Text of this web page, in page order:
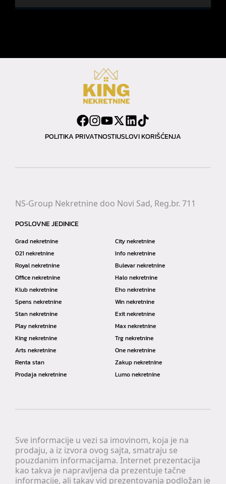
POLITIKA PRIVATNOSTIUSLOVI KORIŠĆENJA
Sve informacije u vezi sa imovinom, koja je na
prodaju, a iz izvora ovog sajta, smatraju se
pouzdanim informacijama. Internet prezentacija
kao takva je napravljena da prezentuje tačne
informacije, ali takav vid prezentovanja podložan je
NS-Group Nekretnine doo Novi Sad, Reg.br. 711
POSLOVNE JEDINICE
Grad nekretnine
City nekretnine
021 nekretnine
Info nekretnine
Royal nekretnine
Bulevar nekretnine
Office nekretnine
Halo nekretnine
Klub nekretnine
Eho nekretnine
Spens nekretnine
Win nekretnine
Stan nekretnine
Exit nekretnine
Play nekretnine
Max nekretnine
King nekretnine
Trg nekretnine
Arts nekretnine
One nekretnine
Renta stan
Zakup nekretnine
Prodaja nekretnine
Lumo nekretnine